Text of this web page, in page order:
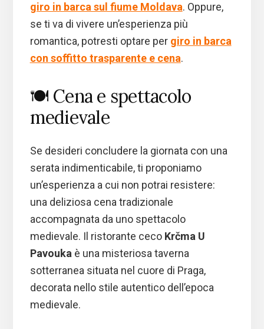
giro in barca sul fiume Moldava. Oppure,
se ti va di vivere un’esperienza più
romantica, potresti optare per giro in barca
con soffitto trasparente e cena.
🍽️ Cena e spettacolo
medievale
Se desideri concludere la giornata con una
serata indimenticabile, ti proponiamo
un’esperienza a cui non potrai resistere:
una deliziosa cena tradizionale
accompagnata da uno spettacolo
medievale. Il ristorante ceco Krčma U
Pavoukaè una misteriosa taverna
sotterranea situata nel cuore di Praga,
decorata nello stile autentico dell’epoca
medievale.